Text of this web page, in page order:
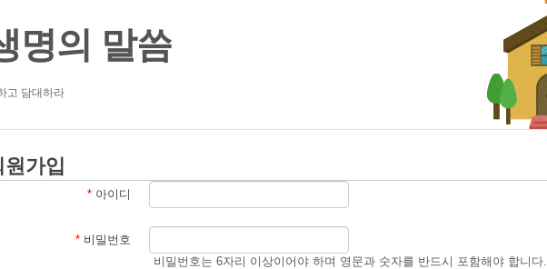
명의 말씀
고 담대하라
원가입
* 아이디
* 비밀번호
비밀번호는 6자리 이상이어야 하며 영문과 숫자를 반드시 포함해야 합니다.